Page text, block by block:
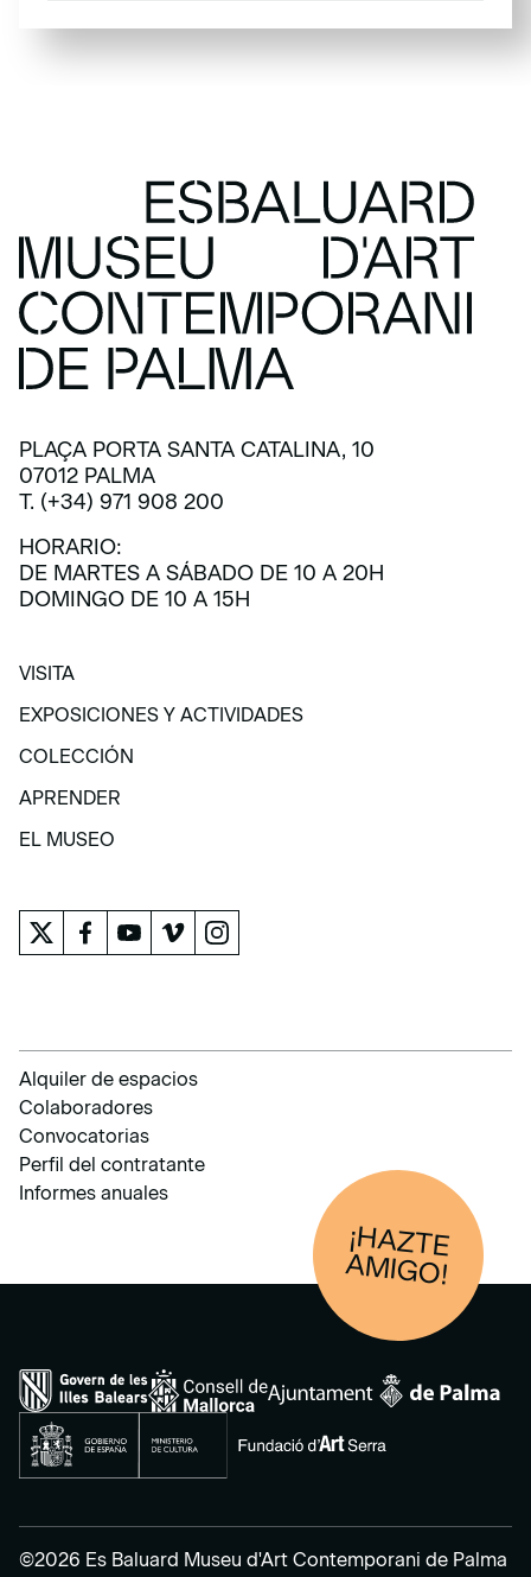
SUSCRÍBETE
PLAÇA PORTA SANTA CATALINA, 10
07012 PALMA
T. (+34) 971 908 200
HORARIO:
DE MARTES A SÁBADO DE 10 A 20H
DOMINGO DE 10 A 15H
VISITA
EXPOSICIONES Y ACTIVIDADES
EXPOSICIONES Y ACTIVIDADES
COLECCIÓN
APRENDER
EL MUSEO
Alquiler de espacios
Colaboradores
Convocatorias
Perfil del contratante
Informes anuales
¡HAZTE
AM
IGO!
©2026 Es Baluard Museu d'Art Contemporani de Palma